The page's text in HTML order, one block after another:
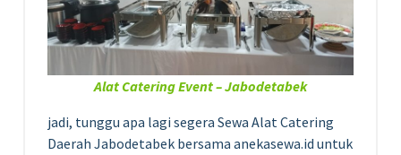
Alat Catering Event – Jabodetabek
jadi, tunggu apa lagi segera Sewa Alat Catering
Daerah Jabodetabek bersama anekasewa.id untuk